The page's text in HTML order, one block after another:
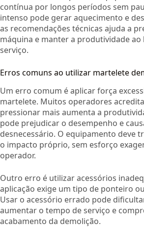
contínua por longos períodos sem
intenso pode gerar aquecimento e
as recomendações técnicas ajuda a
máquina e manter a produtividade ao
serviço.
Erros comuns ao utilizar martelete
Um erro comum é aplicar força
martelete. Muitos operadores
pressionar mais aumenta a
pode prejudicar o desempenho e
desnecessário. O equipamento deve
o impacto próprio, sem esforço
operador.
Outro erro é utilizar acessórios
aplicação exige um tipo de ponteiro
Usar o acessório errado pode
aumentar o tempo de serviço e
acabamento da demolição.